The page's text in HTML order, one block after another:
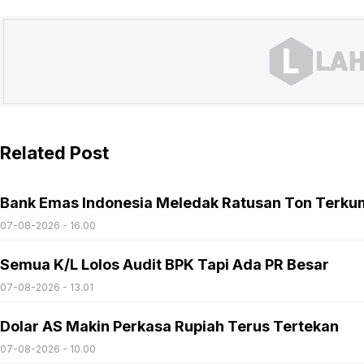
Related Post
Bank Emas Indonesia Meledak Ratusan Ton
07-08-2026 - 16.00
Semua K/L Lolos Audit BPK Tapi Ada PR Besar
07-08-2026 - 13.01
Dolar AS Makin Perkasa Rupiah Terus Tertekan
07-08-2026 - 10.00